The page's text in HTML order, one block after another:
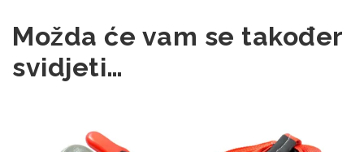
Možda će vam se također
svidjeti…